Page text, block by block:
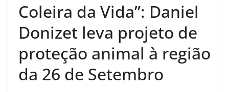
Coleira da Vida”: Daniel
Donizet leva projeto de
proteção animal à região
da 26 de Setembro